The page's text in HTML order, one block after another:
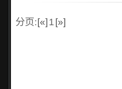
分页: [«] 1 [»]